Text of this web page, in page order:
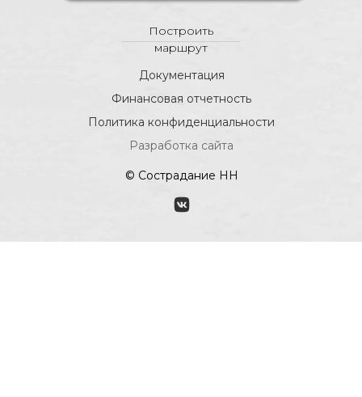
Построить
маршрут
Документация
Финансовая отчетность
Политика конфиденциальности
© Сострадание НН
Разработка сайта